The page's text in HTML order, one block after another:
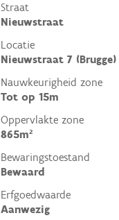
Straat
Nieuwstraat
Locatie
Nieuwstraat 7 (Brugge)
Nauwkeurigheid zone
Tot op 15m
Oppervlakte zone
865m²
Bewaringstoestand
Bewaard
Erfgoedwaarde
Aanwezig